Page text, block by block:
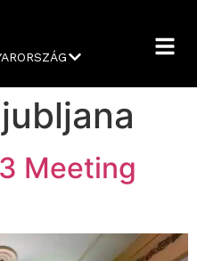
Meeting